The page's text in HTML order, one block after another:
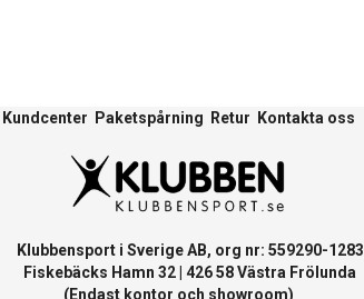
Kundcenter Paketspårning Retur Kontakta oss
Klubbensport i Sverige AB, org nr: 559290-1283
Fiskebäcks Hamn 32 | 426 58 Västra Frölunda
(Endast kontor och showroom)